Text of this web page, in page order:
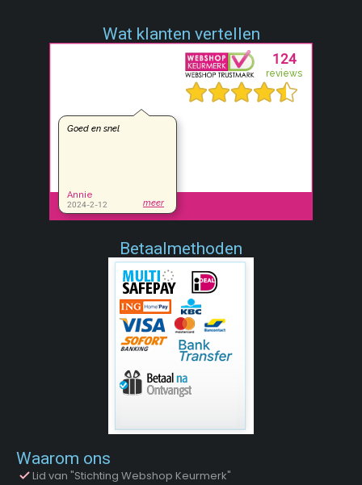
Wat klanten vertellen
Betaalmethoden
Waarom ons
Lid van "Stichting Webshop Keurmerk"